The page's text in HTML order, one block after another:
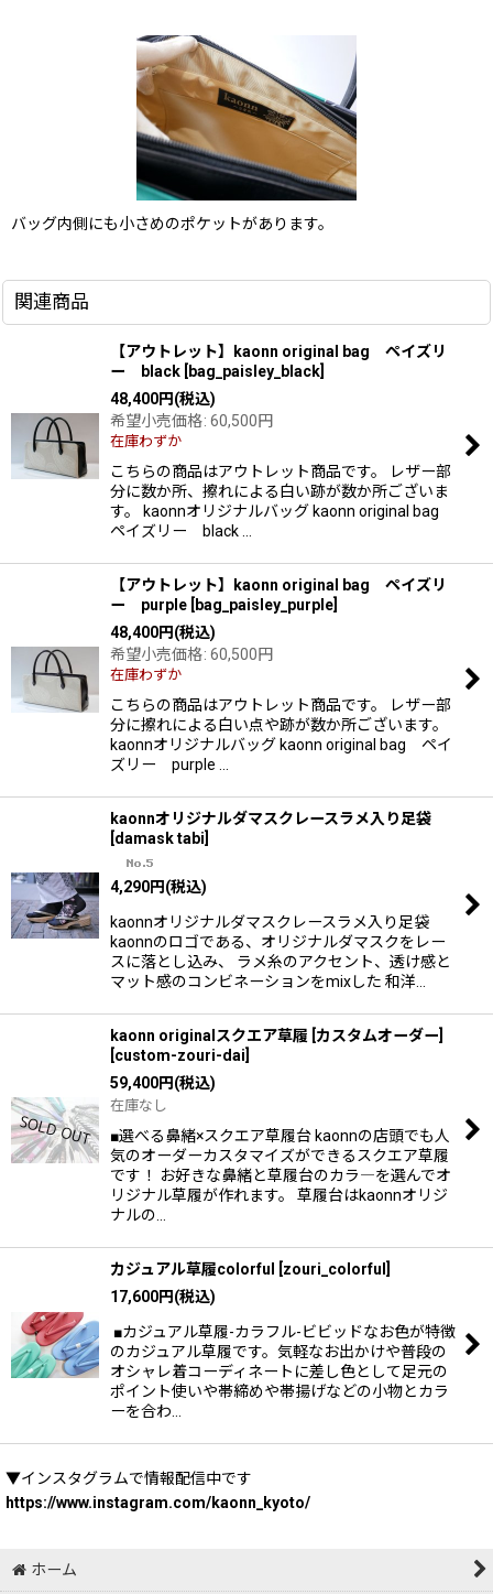
バッグ内側にも小さめのポケットがあります。
関連商品
【アウトレット】kaonn original bag ペイズリ
ー black
bag_paisley_black
48,400円(税込)
希望小売価格: 60,500円
在庫わずか
こちらの商品はアウトレット商品です。 レザー部
分に数か所、擦れによる白い跡が数か所ございま
す。 kaonnオリジナルバッグ kaonn original bag
ペイズリー black …
【アウトレット】kaonn original bag ペイズリ
ー purple
bag_paisley_purple
48,400円(税込)
希望小売価格: 60,500円
在庫わずか
こちらの商品はアウトレット商品です。 レザー部
分に擦れによる白い点や跡が数か所ございます。
kaonnオリジナルバッグ kaonn original bag ペイ
ズリー purple …
kaonnオリジナルダマスクレースラメ入り足袋
damask tabi
4,290円(税込)
kaonnオリジナルダマスクレースラメ入り足袋
kaonnのロゴである、オリジナルダマスクをレー
スに落とし込み、 ラメ糸のアクセント、透け感と
マット感のコンビネーションをmixした 和洋…
kaonn originalスクエア草履 [カスタムオーダー]
custom-zouri-dai
59,400円(税込)
在庫なし
■選べる鼻緒×スクエア草履台 kaonnの店頭でも人
気のオーダーカスタマイズができるスクエア草履
です！ お好きな鼻緒と草履台のカラ―を選んでオ
リジナル草履が作れます。 草履台はkaonnオリジ
ナルの…
カジュアル草履colorful zouri_colorful
17,600円(税込)
■カジュアル草履-カラフル-ビビッドなお色が特徴
のカジュアル草履です。気軽なお出かけや普段の
オシャレ着コーディネートに差し色として足元の
ポイント使いや帯締めや帯揚げなどの小物とカラ
ーを合わ…
▼インスタグラムで情報配信中です
https://www.instagram.com/kaonn_kyoto/
ホーム